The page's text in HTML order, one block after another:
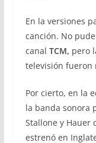
En la versiones
canción. No
canal TCM, pero
televisión fueron
Por cierto, en la
la banda sonora
Stallone y Hauer
estrenó en